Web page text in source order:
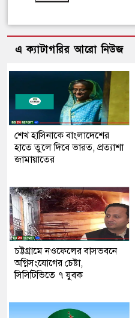
এ ক্যাটাগরির আরো নিউজ
শেখ হাসিনাকে বাংলাদেশের
হাতে তুলে দিবে ভারত, প্রত্যাশা
জামায়াতের
চট্টগ্রামে নওফেলের বাসভবনে
অগ্নিসংযোগের চেষ্টা,
সিসিটিভিতে ৭ যুবক